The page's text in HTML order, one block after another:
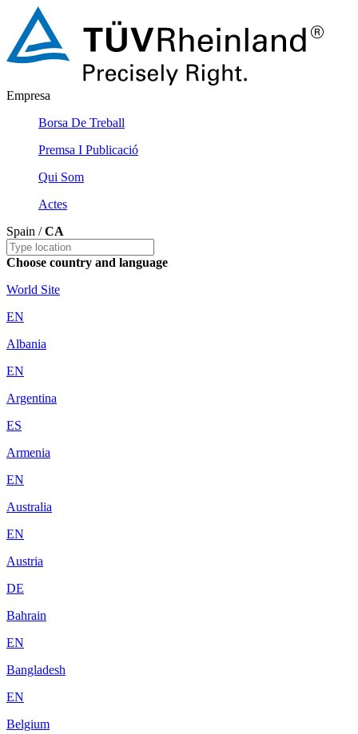
Empresa
Borsa De Treball
Premsa I Publicació
Qui Som
Actes
Spain /CA
Choose country and language
World Site
EN
Albania
EN
Argentina
ES
Armenia
EN
Australia
EN
Austria
DE
Bahrain
EN
Bangladesh
EN
Belgium